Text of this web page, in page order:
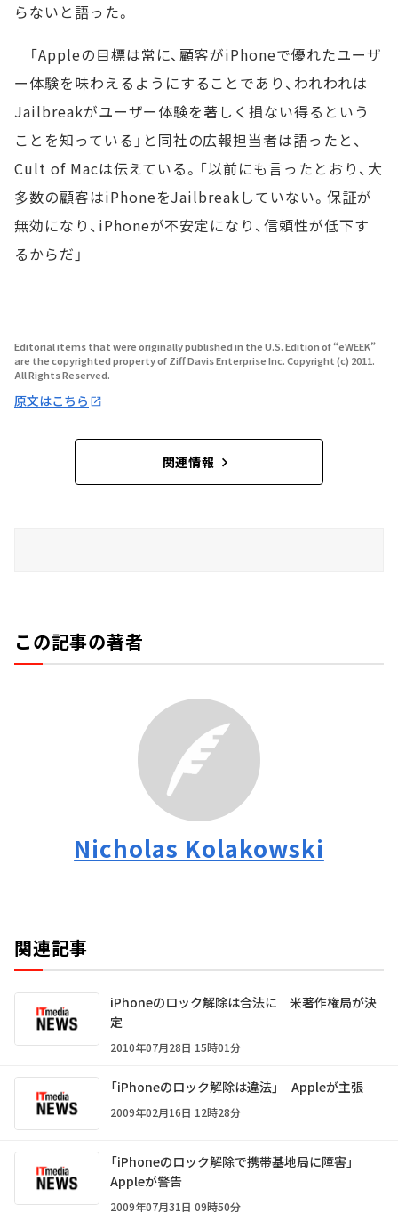
らないと語った。
「Appleの目標は常に、顧客がiPhoneで優れたユーザ
ー体験を味わえるようにすることであり、われわれは
Jailbreakがユーザー体験を著しく損ない得るという
ことを知っている」と同社の広報担当者は語ったと、
Cult of Macは伝えている。「以前にも言ったとおり、大
多数の顧客はiPhoneをJailbreakしていない。保証が
無効になり、iPhoneが不安定になり、信頼性が低下す
るからだ」
Editorial items that were originally published in the U.S. Edition of “eWEEK”
are the copyrighted property of Ziff Davis Enterprise Inc. Copyright (c) 2011.
All Rights Reserved.
原文はこちら
関連情報
この記事の著者
Nicholas Kolakowski
関連記事
iPhoneのロック解除は合法に 米著作権局が決
定
2010年07月28日 15時01分
「iPhoneのロック解除は違法」 Appleが主張
2009年02月16日 12時28分
「iPhoneのロック解除で携帯基地局に障害」
Appleが警告
2009年07月31日 09時50分